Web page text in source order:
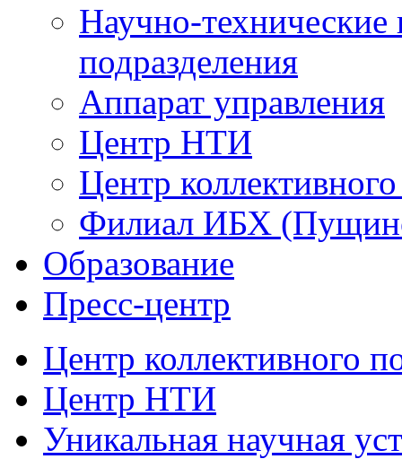
Научно-технические
подразделения
Аппарат управления
Центр НТИ
Центр
Филиал ИБХ
Образование
Пресс-центр
Центр коллективного
Центр НТИ
Уникальная научная